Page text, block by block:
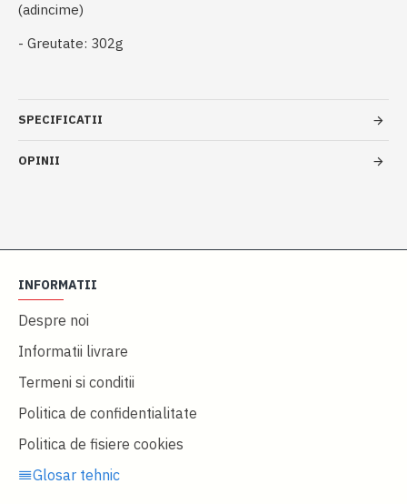
(adincime)
- Greutate: 302g
SPECIFICATII
OPINII
INFORMATII
Despre noi
Informatii livrare
Termeni si conditii
Politica de confidentialitate
Politica de fisiere cookies
Glosar tehnic